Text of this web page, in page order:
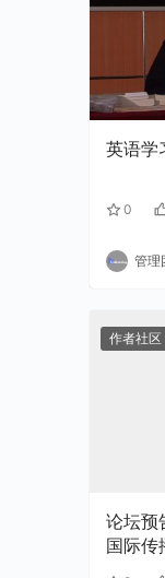
英语学
0
管理
作者社区
论坛预
国际传